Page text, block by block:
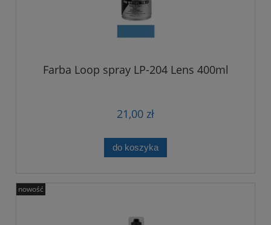
Farba Loop spray LP-204 Lens 400ml
21,00 zł
do koszyka
nowość